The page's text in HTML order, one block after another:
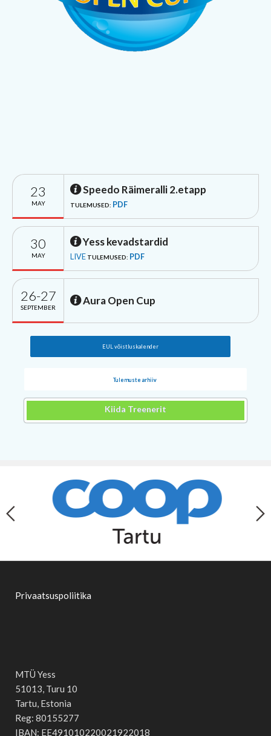
23
MAY
Speedo Räimeralli 2.etapp
TULEMUSED: PDF
30
MAY
Yess kevadstardid
LIVE TULEMUSED: PDF
26-27
SEPTEMBER
Aura Open Cup
EUL võistluskalender
Tulemuste arhiiv
Kiida Treenerit
Privaatsuspoliitika
MTÜ Yess
51013, Turu 10
Tartu, Estonia
Reg: 80155277
IBAN: EE491010220021922018